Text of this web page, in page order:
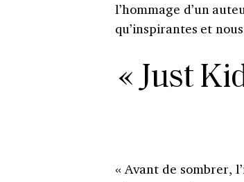
l’hommage d’un
qu’inspirantes et
« Just
« Avant de sombrer,